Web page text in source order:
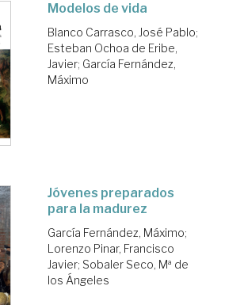
Modelos de vida
Blanco Carrasco, José Pablo;
Esteban Ochoa de Eribe,
Javier; García Fernández,
Máximo
Jóvenes preparados
para la madurez
García Fernández, Máximo;
Lorenzo Pinar, Francisco
Javier; Sobaler Seco, Mª de
los Ángeles